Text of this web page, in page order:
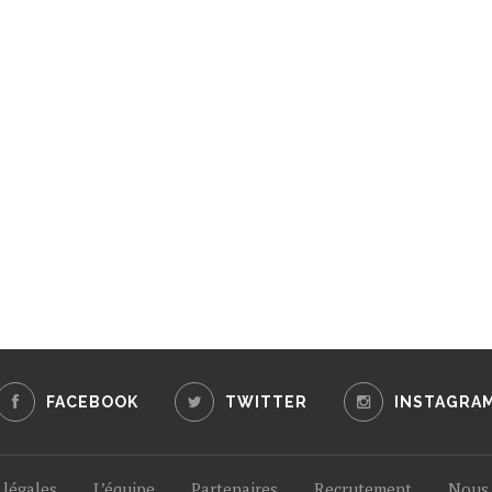
FACEBOOK TWITTER INSTAGRAM